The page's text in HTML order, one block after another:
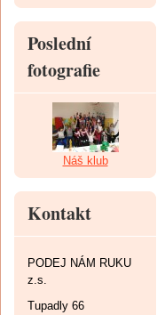
Poslední
fotografie
Náš klub
Kontakt
PODEJ NÁM RUKU
z.s.
Tupadly 66